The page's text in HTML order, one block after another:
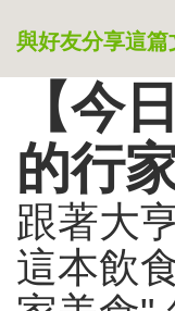
與好友分享這篇
【今
的行
跟著大
這本飲